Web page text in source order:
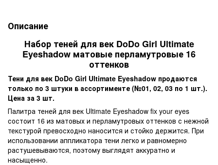
Описание
Набор теней для век DoDo Girl Ultimate
Eyeshadow матовые перламутровые 16
оттенков
Тени для век DoDo Girl Ultimate Eyeshadow продаются
только по 3 штуки в ассортименте (№01, 02, 03 по 1 шт.).
Цена за 3 шт.
Палитра теней для век Ultimate Eyeshadow fix your eyes
состоит 16 из матовых и перламутровых оттенков с нежной
текстурой превосходно наносится и стойко держится. При
использовании аппликатора тени легко и равномерно
растушевываются, поэтому выглядят аккуратно и
насыщенно.